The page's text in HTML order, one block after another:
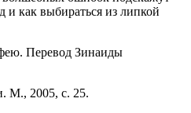
и как выбираться из липкой
Перевод Зинаиды
М., 2005, с. 25.